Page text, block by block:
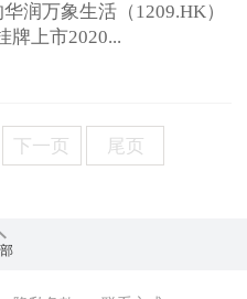
润万象生活（1209.HK）
牌上市2020...
下一页 尾页